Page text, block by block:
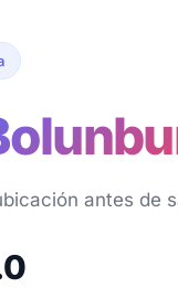
antes de